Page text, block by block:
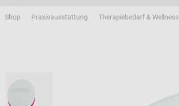
Shop Praxisausstattung Therapiebedarf & Wellness